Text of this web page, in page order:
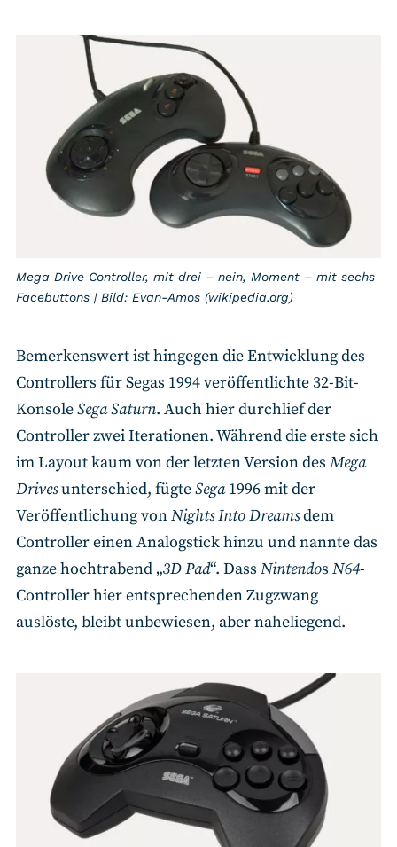
Mega Drive Controller, mit drei – nein, Moment – mit sechs
Facebuttons | Bild: Evan-Amos (wikipedia.org)
Bemerkenswert ist hingegen die Entwicklung des
Controllers für Segas 1994 veröffentlichte 32-Bit-
KonsoleSega Saturn. Auch hier durchlief der
Controller zwei Iterationen. Während die erste sich
im Layout kaum von der letzten Version des Mega
Drivesunterschied, fügteSega1996 mit der
Veröffentlichung vonNights Into Dreamsdem
Controller einen Analogstick hinzu und nannte das
ganze hochtrabend „3D Pad“. Dass Nintendos N64-
Controller hier entsprechenden Zugzwang
auslöste, bleibt unbewiesen, aber naheliegend.